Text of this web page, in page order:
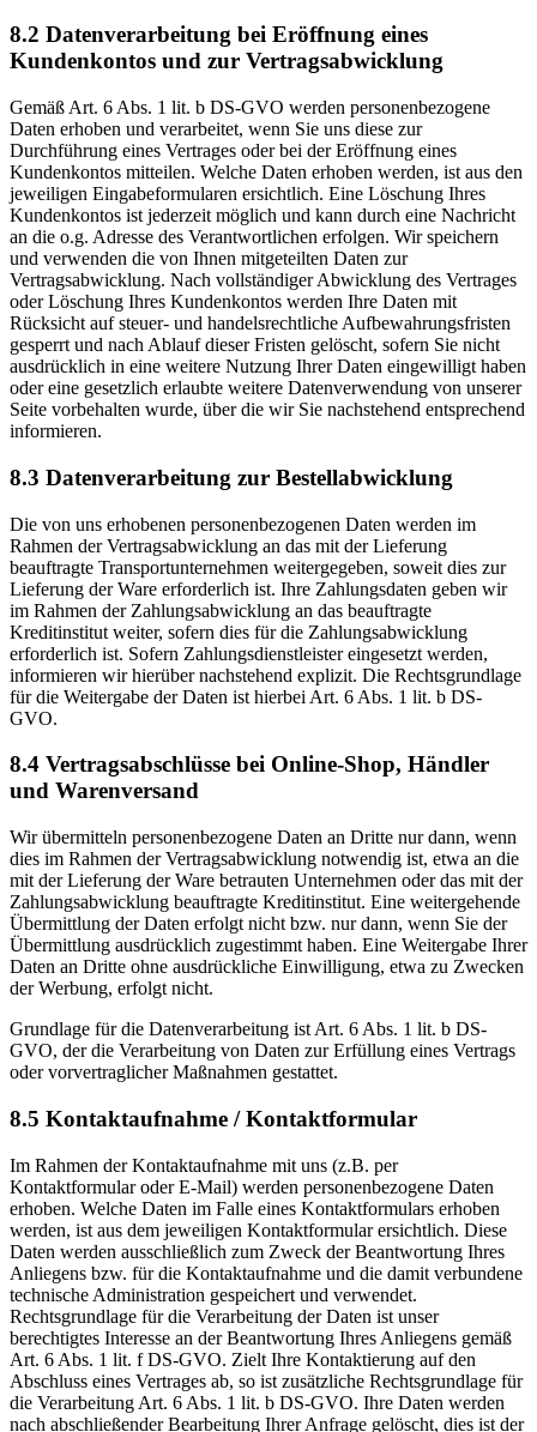
8.2 Datenverarbeitung bei Eröffnung eines
Kundenkontos und zur Vertragsabwicklung
Gemäß Art. 6 Abs. 1 lit. b DS-GVO werden personenbezogene
Daten erhoben und verarbeitet, wenn Sie uns diese zur
Durchführung eines Vertrages oder bei der Eröffnung eines
Kundenkontos mitteilen. Welche Daten erhoben werden, ist aus den
jeweiligen Eingabeformularen ersichtlich. Eine Löschung Ihres
Kundenkontos ist jederzeit möglich und kann durch eine Nachricht
an die o.g. Adresse des Verantwortlichen erfolgen. Wir speichern
und verwenden die von Ihnen mitgeteilten Daten zur
Vertragsabwicklung. Nach vollständiger Abwicklung des Vertrages
oder Löschung Ihres Kundenkontos werden Ihre Daten mit
Rücksicht auf steuer- und handelsrechtliche Aufbewahrungsfristen
gesperrt und nach Ablauf dieser Fristen gelöscht, sofern Sie nicht
ausdrücklich in eine weitere Nutzung Ihrer Daten eingewilligt haben
oder eine gesetzlich erlaubte weitere Datenverwendung von unserer
Seite vorbehalten wurde, über die wir Sie nachstehend entsprechend
informieren.
8.3 Datenverarbeitung zur Bestellabwicklung
Die von uns erhobenen personenbezogenen Daten werden im
Rahmen der Vertragsabwicklung an das mit der Lieferung
beauftragte Transportunternehmen weitergegeben, soweit dies zur
Lieferung der Ware erforderlich ist. Ihre Zahlungsdaten geben wir
im Rahmen der Zahlungsabwicklung an das beauftragte
Kreditinstitut weiter, sofern dies für die Zahlungsabwicklung
erforderlich ist. Sofern Zahlungsdienstleister eingesetzt werden,
informieren wir hierüber nachstehend explizit. Die Rechtsgrundlage
für die Weitergabe der Daten ist hierbei Art. 6 Abs. 1 lit. b DS-
GVO.
8.4 Vertragsabschlüsse bei Online-Shop, Händler
und Warenversand
Wir übermitteln personenbezogene Daten an Dritte nur dann, wenn
dies im Rahmen der Vertragsabwicklung notwendig ist, etwa an die
mit der Lieferung der Ware betrauten Unternehmen oder das mit der
Zahlungsabwicklung beauftragte Kreditinstitut. Eine weitergehende
Übermittlung der Daten erfolgt nicht bzw. nur dann, wenn Sie der
Übermittlung ausdrücklich zugestimmt haben. Eine Weitergabe Ihrer
Daten an Dritte ohne ausdrückliche Einwilligung, etwa zu Zwecken
der Werbung, erfolgt nicht.
Grundlage für die Datenverarbeitung ist Art. 6 Abs. 1 lit. b DS-
GVO, der die Verarbeitung von Daten zur Erfüllung eines Vertrags
oder vorvertraglicher Maßnahmen gestattet.
8.5 Kontaktaufnahme / Kontaktformular
Im Rahmen der Kontaktaufnahme mit uns (z.B. per
Kontaktformular oder E-Mail) werden personenbezogene Daten
erhoben. Welche Daten im Falle eines Kontaktformulars erhoben
werden, ist aus dem jeweiligen Kontaktformular ersichtlich. Diese
Daten werden ausschließlich zum Zweck der Beantwortung Ihres
Anliegens bzw. für die Kontaktaufnahme und die damit verbundene
technische Administration gespeichert und verwendet.
Rechtsgrundlage für die Verarbeitung der Daten ist unser
berechtigtes Interesse an der Beantwortung Ihres Anliegens gemäß
Art. 6 Abs. 1 lit. f DS-GVO. Zielt Ihre Kontaktierung auf den
Abschluss eines Vertrages ab, so ist zusätzliche Rechtsgrundlage für
die Verarbeitung Art. 6 Abs. 1 lit. b DS-GVO. Ihre Daten werden
nach abschließender Bearbeitung Ihrer Anfrage gelöscht, dies ist der